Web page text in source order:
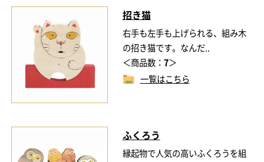
招き猫
右手も左手も上げられる、組み木
の招き猫です。なんだ..
＜商品数： 7＞
一覧はこちら
ふくろう
縁起物で人気の高いふくろうを組